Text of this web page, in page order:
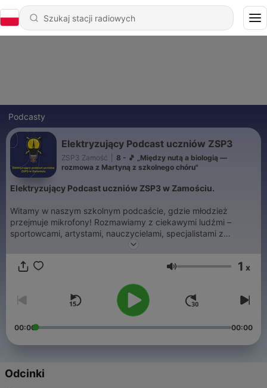
Podcasty
Elektryzujący Podcast uczniów ZSP3
ZSP3 Zamość
8 - 🎵 „Między nutą a biologią —
rozmowa z Martyną z szkolnego chóru"
Elektryzujący Podcast uczniów ZSP3 w Zamościu.
Witamy w naszym szkolnym podcaście, gdzie młodzież
przejmuje mikrofony! Rozmawiamy z ciekawymi ludźmi –
sportowcami, artystami, nauczycielami, specjalistami z
różnych dziedzin – a także dzielimy się naszymi
szczerość, dobre pytania i inspirujące historie, które mogą
To miejsce, gdzie szkoła łączy się z pasją, humorem i
codziennym życiem. Nowe odcinki – regularnie, bez nudy.
Głośność 1 x
00:00 00:00
Odcinki